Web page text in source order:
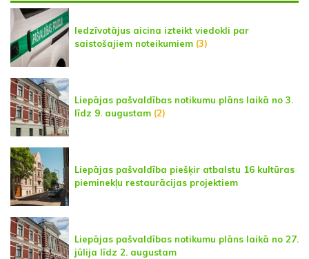
Iedzīvotājus aicina izteikt viedokli par
saistošajiem noteikumiem (3)
Liepājas pašvaldības notikumu plāns laikā no 3.
līdz 9. augustam (2)
Liepājas pašvaldība piešķir atbalstu 16 kultūras
pieminekļu restaurācijas projektiem
Liepājas pašvaldības notikumu plāns laikā no 27.
jūlija līdz 2. augustam